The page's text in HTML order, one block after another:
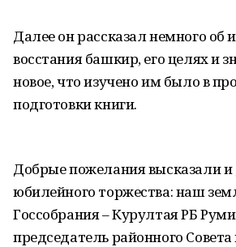
Далее он рассказал немного об
восстания башкир, его целях и
новое, что изучено им было в
подготовки книги.
Добрые пожелания высказали и
юбилейного торжества: наш
Госсобрания – Курултая РБ
председатель районного Совета